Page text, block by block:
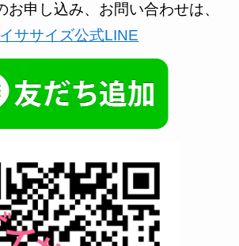
お申し込み、お問い合わせは、
ササイズ公式LINE